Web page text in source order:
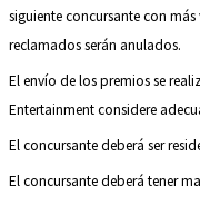
siguiente concursante con
reclamados serán anulados.
El envío de los premios se
Entertainment considere
El concursante deberá ser
El concursante deberá tener